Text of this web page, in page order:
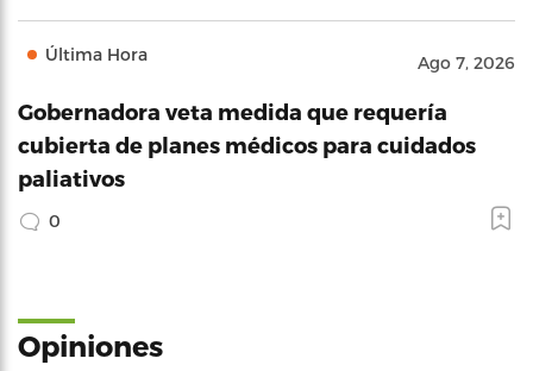
Última Hora Ago 7, 2026
Gobernadora veta medida que requería
cubierta de planes médicos para cuidados
paliativos
0
Opiniones